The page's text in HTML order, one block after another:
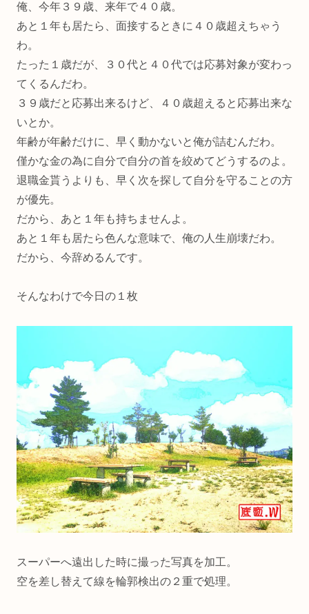
俺、今年３９歳、来年で４０歳。
あと１年も居たら、面接するときに４０歳超えちゃう
わ。
たった１歳だが、３０代と４０代では応募対象が変わっ
てくるんだわ。
３９歳だと応募出来るけど、４０歳超えると応募出来な
いとか。
年齢が年齢だけに、早く動かないと俺が詰むんだわ。
僅かな金の為に自分で自分の首を絞めてどうするのよ。
退職金貰うよりも、早く次を探して自分を守ることの方
が優先。
だから、あと１年も持ちませんよ。
あと１年も居たら色んな意味で、俺の人生崩壊だわ。
だから、今辞めるんです。
そんなわけで今日の１枚
スーパーへ遠出した時に撮った写真を加工。
空を差し替えて線を輪郭検出の２重で処理。